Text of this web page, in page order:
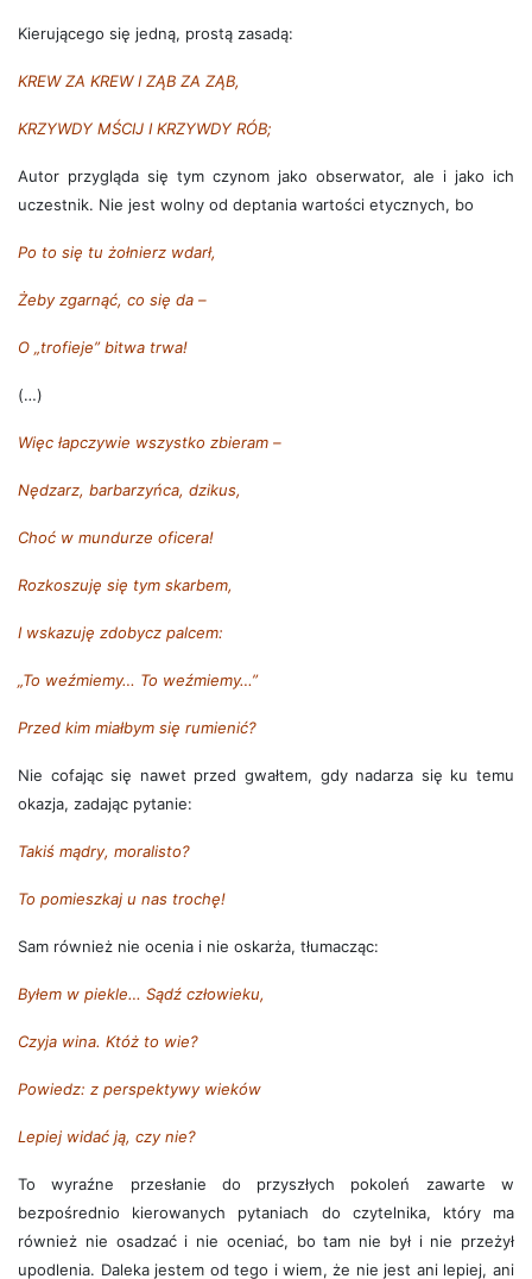
Kierującego się jedną, prostą zasadą:
KREW ZA KREW I ZĄB ZA ZĄB,
KRZYWDY MŚCIJ I KRZYWDY RÓB;
Autor przygląda się tym czynom jako obserwator, ale i jako ich
uczestnik. Nie jest wolny od deptania wartości etycznych, bo
Po to się tu żołnierz wdarł,
Żeby zgarnąć, co się da –
O „trofieje” bitwa trwa!
(…)
Więc łapczywie wszystko zbieram –
Nędzarz, barbarzyńca, dzikus,
Choć w mundurze oficera!
Rozkoszuję się tym skarbem,
I wskazuję zdobycz palcem:
„To weźmiemy… To weźmiemy…”
Przed kim miałbym się rumienić?
Nie cofając się nawet przed gwałtem, gdy nadarza się ku temu
okazja, zadając pytanie:
Takiś mądry, moralisto?
To pomieszkaj u nas trochę!
Sam również nie ocenia i nie oskarża, tłumacząc:
Byłem w piekle… Sądź człowieku,
Czyja wina. Któż to wie?
Powiedz: z perspektywy wieków
Lepiej widać ją, czy nie?
To wyraźne przesłanie do przyszłych pokoleń zawarte w
bezpośrednio kierowanych pytaniach do czytelnika, który ma
również nie osadzać i nie oceniać, bo tam nie był i nie przeżył
upodlenia. Daleka jestem od tego i wiem, że nie jest ani lepiej, ani